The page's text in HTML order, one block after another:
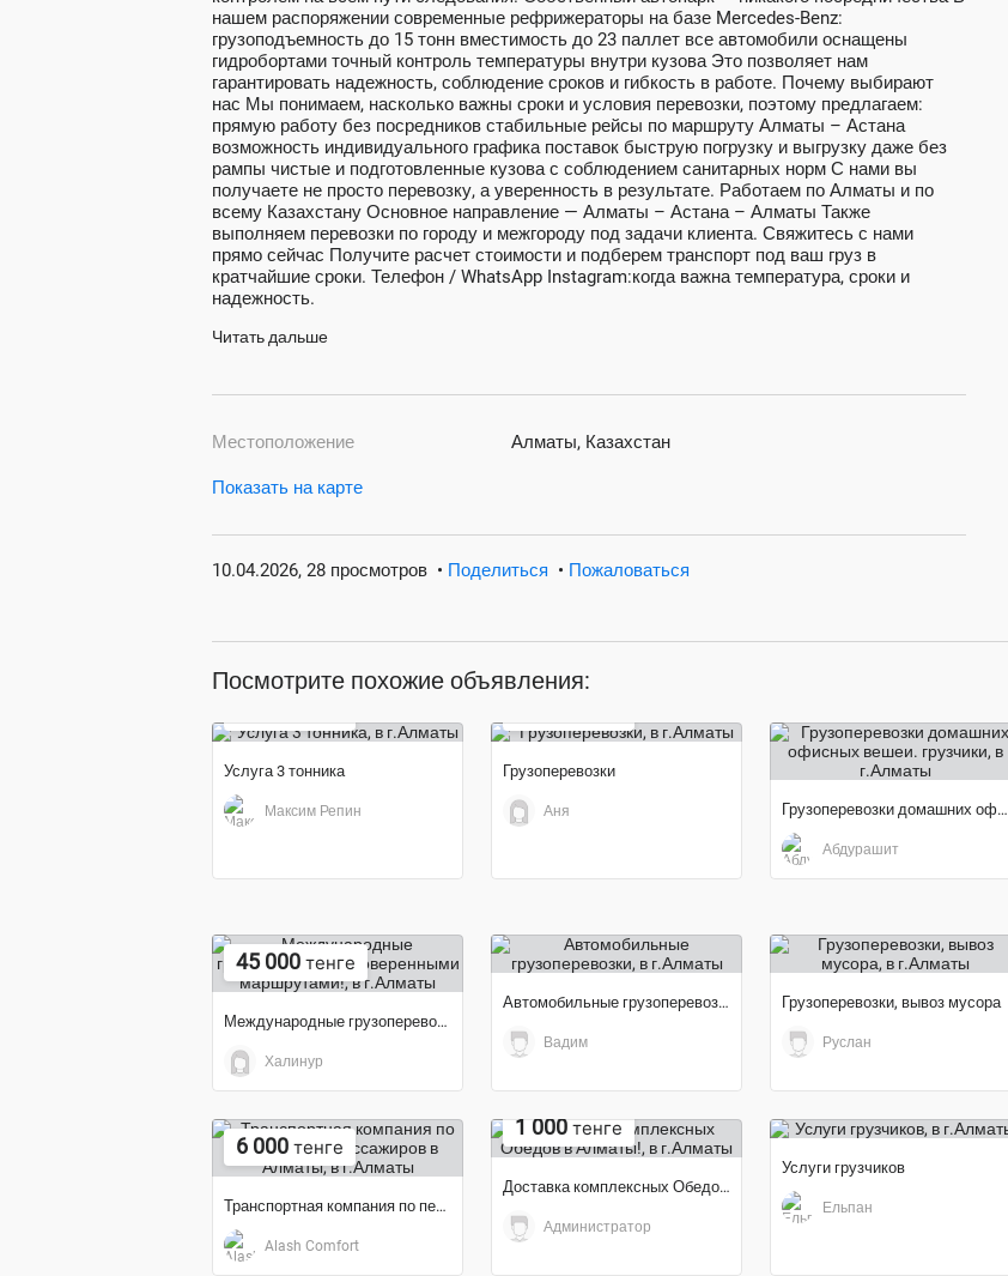
нашем распоряжении современные рефрижераторы на базе Mercedes-Benz:
грузоподъемность до 15 тонн вместимость до 23 паллет все автомобили оснащены
гидробортами точный контроль температуры внутри кузова Это позволяет нам
гарантировать надежность, соблюдение сроков и гибкость в работе. Почему выбирают
нас Мы понимаем, насколько важны сроки и условия перевозки, поэтому предлагаем:
прямую работу без посредников стабильные рейсы по маршруту Алматы – Астана
возможность индивидуального графика поставок быструю погрузку и выгрузку даже без
рампы чистые и подготовленные кузова с соблюдением санитарных норм С нами вы
получаете не просто перевозку, а уверенность в результате. Работаем по Алматы и по
всему Казахстану Основное направление — Алматы – Астана – Алматы Также
выполняем перевозки по городу и межгороду под задачи клиента. Свяжитесь с нами
прямо сейчас Получите расчет стоимости и подберем транспорт под ваш груз в
кратчайшие сроки. Телефон / WhatsApp Instagram:когда важна температура, сроки и
надежность.
Читать дальше
Местоположение Алматы, Казахстан
Показать на карте
10.04.2026, 28 просмотров • Поделиться • Пожаловаться
Посмотрите похожие объявления:
Услуга 3 тонника
Максим Репин
Грузоперевозки
Аня Грузоперевозки домашних офисных вешеи. грузчики
Абдурашит
45 000 тенге
Международные грузоперевозки проверенными маршрутами!
Халинур
Автомобильные грузоперевозки
Вадим
Грузоперевозки, вывоз мусора
Руслан
6 000 тенге
Транспортная компания по перевозкам пассажиров в Алматы
Alash Comfort
1 000 тенге
Доставка комплексных Обедов в Алматы!
Администратор
Услуги грузчиков
Ельпан